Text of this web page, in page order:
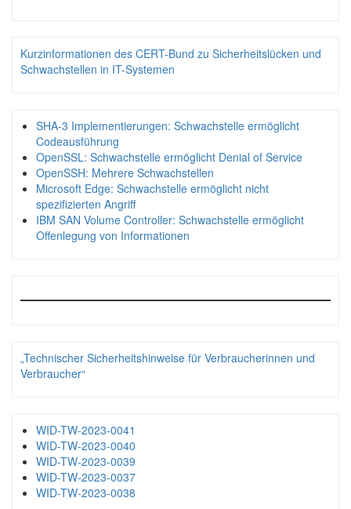
Kurzinformationen des CERT-Bund zu Sicherheitslücken und
Schwachstellen in IT-Systemen
SHA-3 Implementierungen: Schwachstelle ermöglicht
Codeausführung
OpenSSL: Schwachstelle ermöglicht Denial of Service
OpenSSH: Mehrere Schwachstellen
Microsoft Edge: Schwachstelle ermöglicht nicht
spezifizierten Angriff
IBM SAN Volume Controller: Schwachstelle ermöglicht
Offenlegung von Informationen
„Technischer Sicherheitshinweise für Verbraucherinnen und
Verbraucher“
WID-TW-2023-0041
WID-TW-2023-0040
WID-TW-2023-0039
WID-TW-2023-0037
WID-TW-2023-0038